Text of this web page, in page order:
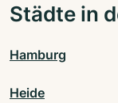
Städte in
Hamburg
Heide